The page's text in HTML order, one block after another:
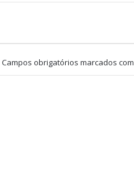
Campos obrigatórios marcados com